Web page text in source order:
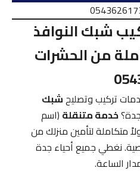
شبك النوافذ
من الحشرات
تركيب وتصليحشبك
خدمة متنقلة (اسم
متكاملة لتأمين منزلك من
نغطي جميع أحياء جدة
الساعة.